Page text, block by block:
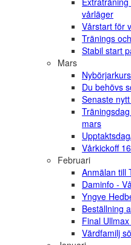
vårläger
Vårstart för
Tränings
Stabil start
Mars
Du behövs
Senaste
mars
Vårkickoff
Februari
Anmälan till
Daminfo -
Yngve
Beställning
Final
Värdfamilj